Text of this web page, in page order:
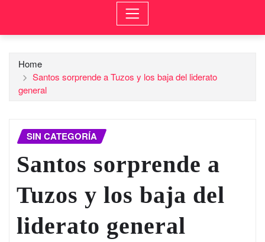
Home
Santos sorprende a Tuzos y los baja del liderato
general
SIN CATEGORÍA
Santos sorprende a
Tuzos y los baja del
liderato general